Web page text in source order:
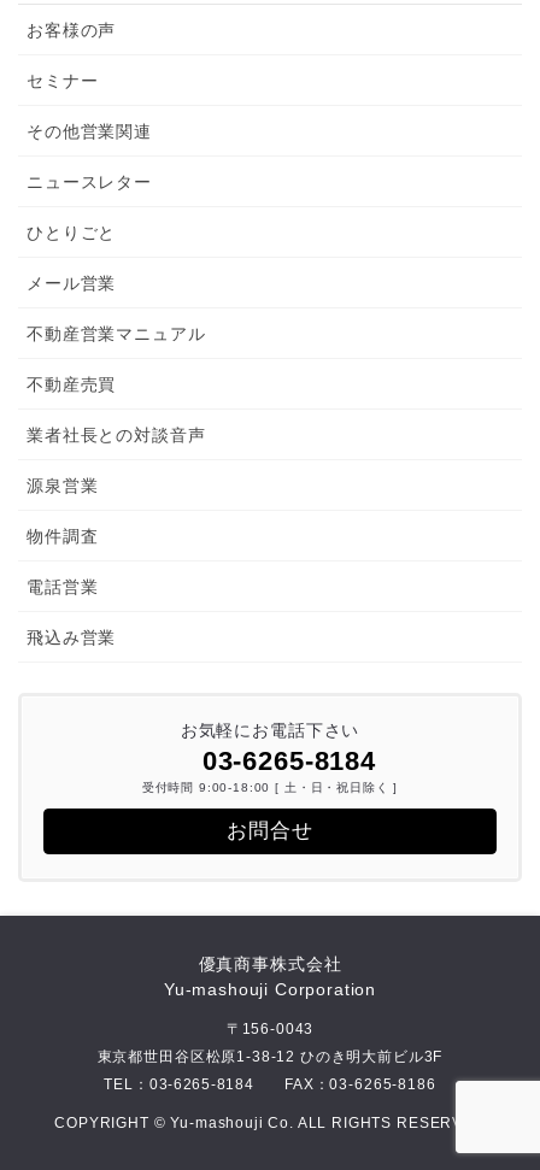
お客様の声
セミナー
その他営業関連
ニュースレター
ひとりごと
メール営業
不動産営業マニュアル
不動産売買
業者社長との対談音声
源泉営業
物件調査
電話営業
飛込み営業
お気軽にお電話下さい
03-6265-8184
受付時間 9:00-18:00 [ 土・日・祝日除く ]
お問合せ
優真商事株式会社
Yu-mashouji Corporation
〒156-0043
東京都世田谷区松原1-38-12 ひのき明大前ビル3F
TEL： 03-6265-8184 FAX：03-6265-8186
COPYRIGHT © Yu-mashouji Co. ALL RIGHTS RESERVED